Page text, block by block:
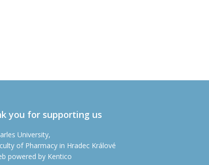
you for supporting us
University,
of Pharmacy in Hradec Králové
powered by Kentico